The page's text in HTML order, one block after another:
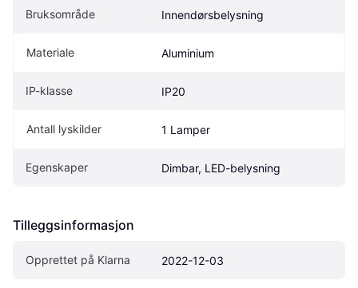
Bruksområde Innendørsbelysning
Materiale Aluminium
IP-klasse IP20
Antall lyskilder 1 Lamper
Egenskaper Dimbar, LED-belysning
Tilleggsinformasjon
Opprettet på Klarna 2022-12-03